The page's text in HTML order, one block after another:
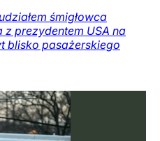
śmigłowca
prezydentem USA na
blisko pasażerskiego